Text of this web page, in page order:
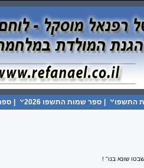
התשפו ספר שמות התשפו 2026 ספר
שונא בנו" !